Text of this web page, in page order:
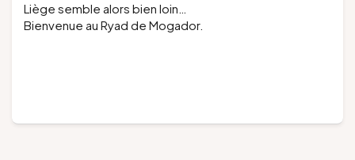
Liège semble alors bien loin…
Bienvenue au Ryad de Mogador.